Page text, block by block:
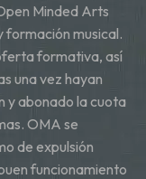
Minded Arts
formación musical.
formativa, así
una vez hayan
y abonado la cuota
OMA se
de expulsión
funcionamiento